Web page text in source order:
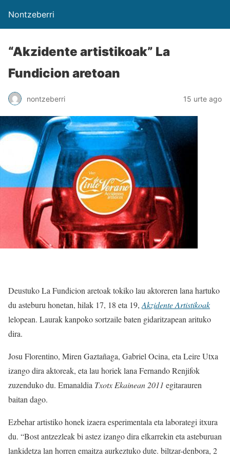
Nontzeberri
“Akzidente artistikoak” La
Fundicion aretoan
nontzeberri 15 urte ago
Deustuko La Fundicion aretoak tokiko lau aktoreren lana hartuko
du asteburu honetan, hilak 17, 18 eta 19, Akzidente Artistikoak
lelopean. Laurak kanpoko sortzaile baten gidaritzapean arituko
dira.
Josu Florentino, Miren Gaztañaga, Gabriel Ocina, eta Leire Utxa
izango dira aktoreak, eta lau horiek lana Fernando Renjifok
zuzenduko du. Emanaldia Txotx Ekainean 2011 egitarauren
baitan dago.
Ezbehar artistiko honek izaera esperimentala eta laborategi itxura
du. “Bost antzezleak bi astez izango dira elkarrekin eta asteburuan
lankidetza lan horren emaitza aurkeztuko dute. biltzar-denbora, 2